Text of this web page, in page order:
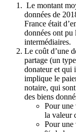
Le montant
données de
France était
données ont pu
intermédiaires.
Le coût d’une
partage (un
donateur et qui
implique le
notaire, qui
des biens
Pour une
la valeur
Pour une